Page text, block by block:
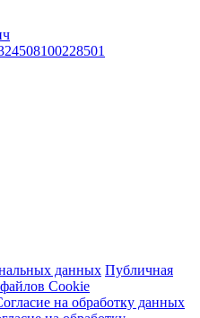
данных Публичная
Cookie
на обработку данных